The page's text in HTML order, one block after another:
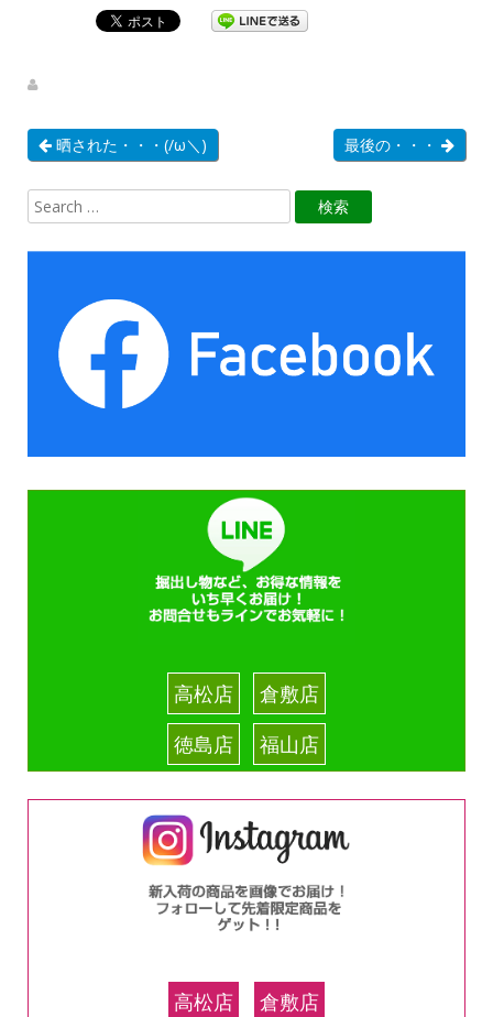
晒された・・・(/ω＼) 最後の・・・
高松店
倉敷店
徳島店
福山店
高松店
倉敷店